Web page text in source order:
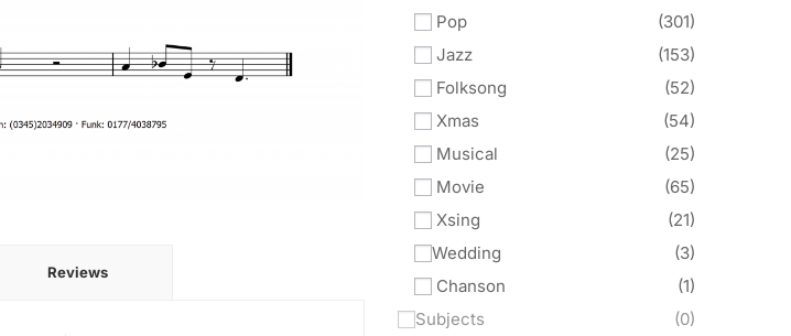
Reviews
Pop
301
Jazz
153
Folksong
52
Xmas
54
Musical
25
Movie
65
Xsing
21
Wedding
3
Chanson
1
Subjects
0